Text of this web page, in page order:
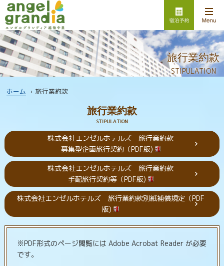
旅行業約款
STIPULATION
ホーム › 旅行業約款
旅行業約款
STIPULATION
株式会社エンゼルホテルズ 旅行業約款
募集型企画旅行契約（PDF版)
株式会社エンゼルホテルズ 旅行業約款
手配旅行契約等（PDF版)
株式会社エンゼルホテルズ 旅行業約款別紙補償規定（PDF
版)
※PDF形式のページ閲覧には Adobe Acrobat Reader が必要
です。